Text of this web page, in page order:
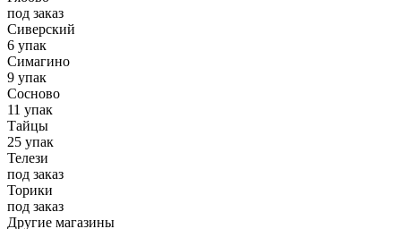
под заказ
Сиверский
6 упак
Симагино
9 упак
Сосново
11 упак
Тайцы
25 упак
Телези
под заказ
Торики
под заказ
Другие магазины